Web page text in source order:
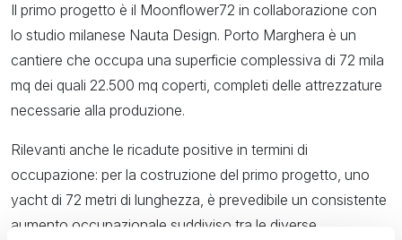
Il primo progetto è il Moonflower72 in collaborazione con
lo studio milanese Nauta Design. Porto Marghera è un
cantiere che occupa una superficie complessiva di 72 mila
mq dei quali 22.500 mq coperti, completi delle attrezzature
necessarie alla produzione.
Rilevanti anche le ricadute positive in termini di
occupazione: per la costruzione del primo progetto, uno
yacht di 72 metri di lunghezza, è prevedibile un consistente
aumento occupazionale suddiviso tra le diverse